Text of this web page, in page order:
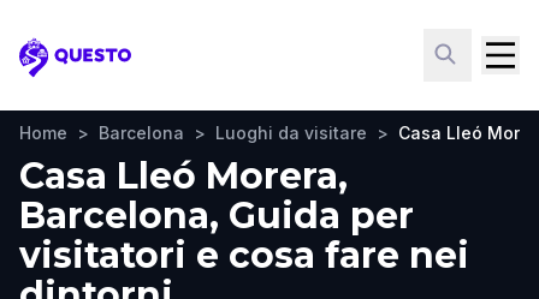
Questo
Home > Barcelona > Luoghi da visitare > Casa Lleó
Casa Lleó Morera,
Barcelona, Guida per
visitatori e cosa fare nei